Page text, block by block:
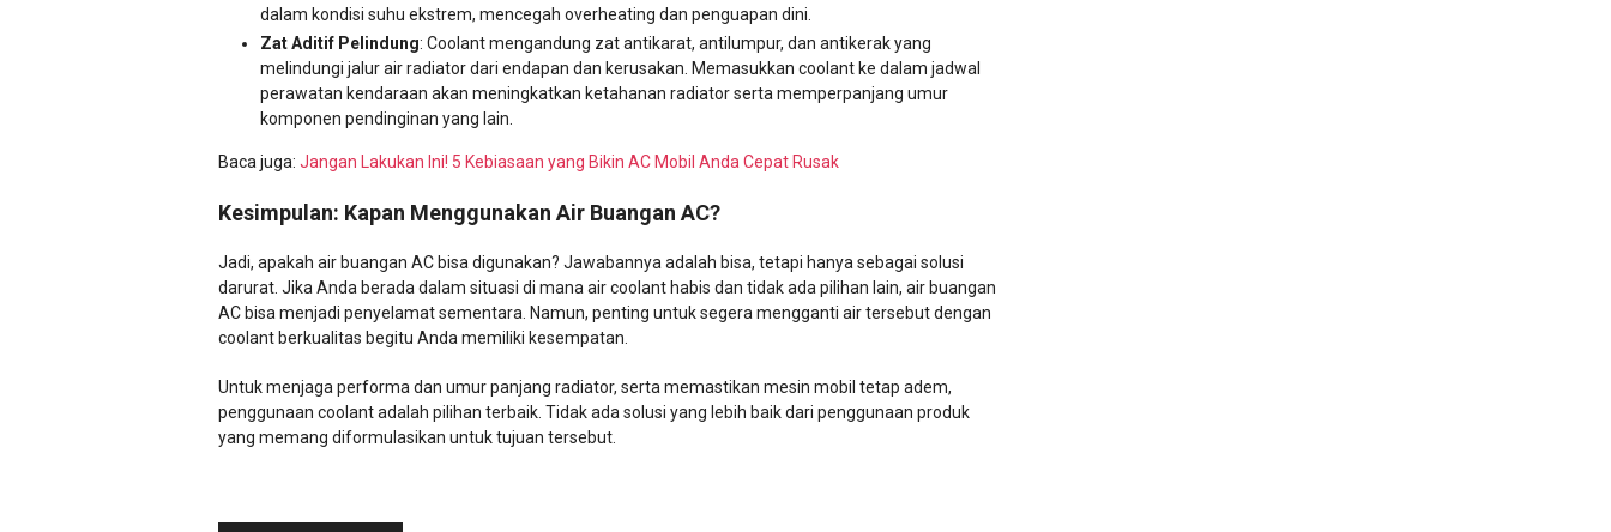
dalam kondisi suhu ekstrem, mencegah overheating dan penguapan dini.
Zat Aditif Pelindung: Coolant mengandung zat antikarat, antilumpur, dan antikerak yang
melindungi jalur air radiator dari endapan dan kerusakan. Memasukkan coolant ke dalam jadwal
perawatan kendaraan akan meningkatkan ketahanan radiator serta memperpanjang umur
komponen pendinginan yang lain.
Baca juga: Jangan Lakukan Ini! 5 Kebiasaan yang Bikin AC Mobil Anda Cepat Rusak
Kesimpulan: Kapan Menggunakan Air Buangan AC?
Jadi, apakah air buangan AC bisa digunakan? Jawabannya adalah bisa, tetapi hanya sebagai solusi
darurat. Jika Anda berada dalam situasi di mana air coolant habis dan tidak ada pilihan lain, air buangan
AC bisa menjadi penyelamat sementara. Namun, penting untuk segera mengganti air tersebut dengan
coolant berkualitas begitu Anda memiliki kesempatan.
Untuk menjaga performa dan umur panjang radiator, serta memastikan mesin mobil tetap adem,
penggunaan coolant adalah pilihan terbaik. Tidak ada solusi yang lebih baik dari penggunaan produk
yang memang diformulasikan untuk tujuan tersebut.